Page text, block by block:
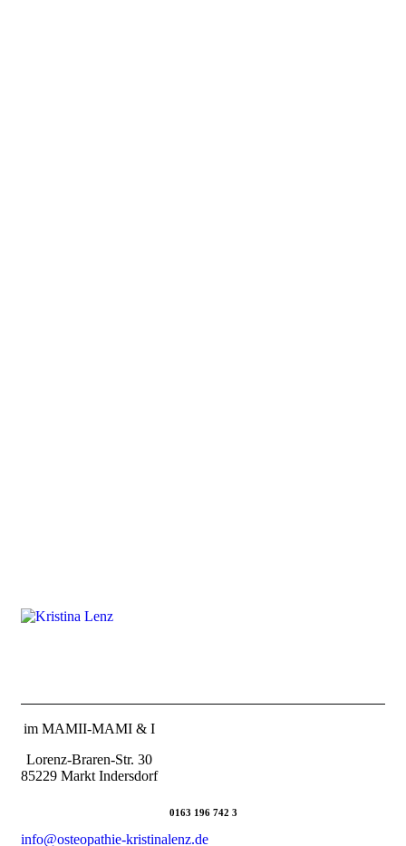
im MAMII-MAMI & I
Lorenz-Braren-Str. 30
85229 Markt Indersdorf
0163 196 742 3
info@osteopathie-kristinalenz.de